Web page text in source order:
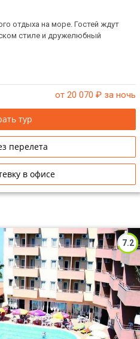
отдыха на море. Гостей ждут
стиле и дружелюбный
от 20 070 ₽ за ночь
тур
перелета
в офисе
7.2